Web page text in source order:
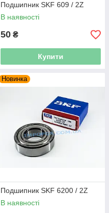
Подшипник SKF 609 / 2Z
В наявності
50 ₴
Купити
Новинка
Подшипник SKF 6200 / 2Z
В наявності